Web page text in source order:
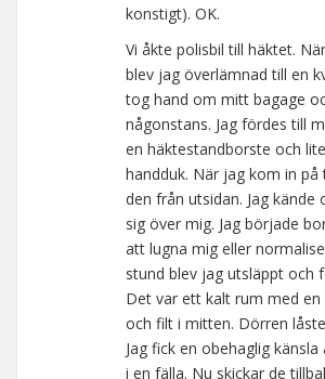
konstigt). OK.
Vi åkte polisbil till häktet.
blev jag överlämnad till en
tog hand om mitt bagage
någonstans. Jag fördes till
en häktestandborste och
handduk. När jag kom in
den från utsidan. Jag kände
sig över mig. Jag började
att lugna mig eller
stund blev jag utsläppt och
Det var ett kalt rum med en
och filt i mitten. Dörren
Jag fick en obehaglig
i en fälla. Nu skickar de